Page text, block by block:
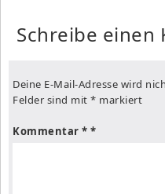
Schreibe einen
Deine E-Mail-Adresse wird
Felder sind mit * markiert
Kommentar *